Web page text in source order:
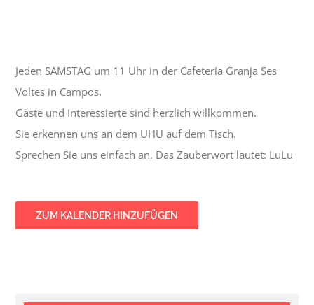
Jeden SAMSTAG um 11 Uhr in der Cafetería Granja Ses
Voltes in Campos.
Gäste und Interessierte sind herzlich willkommen.
Sie erkennen uns an dem UHU auf dem Tisch.
Sprechen Sie uns einfach an. Das Zauberwort lautet: LuLu
ZUM KALENDER HINZUFÜGEN